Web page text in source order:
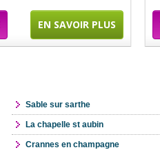
EN SAVOIR PLUS
Sable sur sarthe
La chapelle st aubin
Crannes en champagne